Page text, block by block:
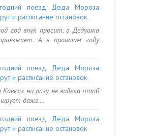
поезд Деда Мороза
и расписание остановок
год внук просит, а Дедушка
А в прошлом году
поезд Деда Мороза
и расписание остановок
ни разу не видела чтоб
даже.…
поезд Деда Мороза
и расписание остановок